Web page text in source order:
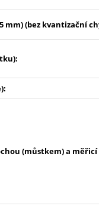
mm) (bez kvantizační
(můstkem) a